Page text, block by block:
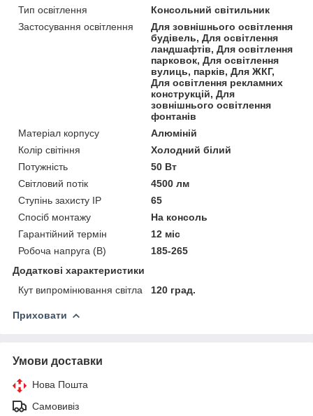
Тип освітлення
Консольний світильник
Застосування освітлення
Для зовнішнього освітлення
будівель, Для освітлення
ландшафтів, Для освітлення
парковок, Для освітлення
вулиць, парків, Для ЖКГ,
Для освітлення рекламних
конструкцій, Для
зовнішнього освітлення
фонтанів
Матеріал корпусу
Алюміній
Колір світіння
Холодний білий
Потужність
50 Вт
Світловий потік
4500 лм
Ступінь захисту IP
65
Спосіб монтажу
На консоль
Гарантійний термін
12 міс
Робоча напруга (В)
185-265
Додаткові характеристики
Кут випромінювання світла
120 град.
Приховати
Умови доставки
Нова Пошта
Самовивіз